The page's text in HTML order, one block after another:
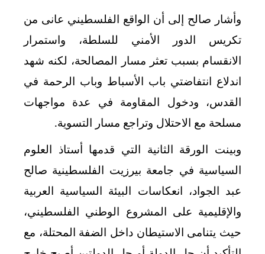
وأشار صالح إلى أن الواقع الفلسطيني عانى من
تكريس الدور الأمني للسلطة، واستمرار
الانقسام بسبب تعثر مسار المصالحة، لكنه شهد
اندلاع انتفاضتي باب الأسباط وباب الرحمة في
القدس، ودخول المقاومة في عدة مواجهات
مسلحة مع الاحتلال وتراجع مسار التسوية.
وبينت الورقة الثانية التي قدمها أستاذ العلوم
السياسية في جامعة بيرزيت الفلسطينية صالح
عبد الجواد، انعكاسات البيئة السياسية العربية
والإقليمية على المشروع الوطني الفلسطيني،
حيث يتنامى الاستيطان داخل الضفة المحتلة، مع